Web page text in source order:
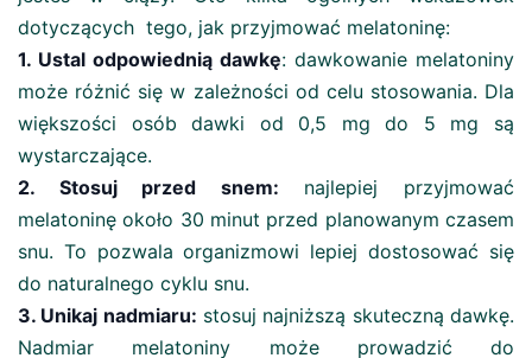
dotyczących tego, jak przyjmować melatoninę:
1. Ustal odpowiednią dawkę: dawkowanie melatoniny
może różnić się w zależności od celu stosowania. Dla
większości osób dawki od 0,5 mg do 5 mg są
wystarczające.
2. Stosuj przed snem: najlepiej przyjmować
melatoninę około 30 minut przed planowanym czasem
snu. To pozwala organizmowi lepiej dostosować się
do naturalnego cyklu snu.
3. Unikaj nadmiaru: stosuj najniższą skuteczną dawkę.
Nadmiar melatoniny może prowadzić do